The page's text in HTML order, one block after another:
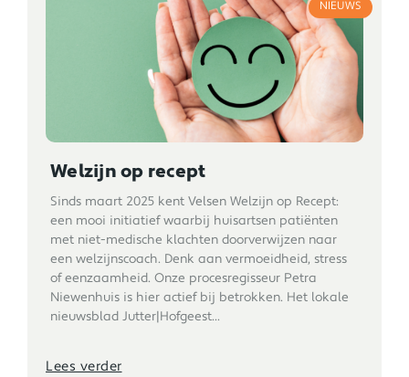
NIEUWS
Welzijn op recept
Sinds maart 2025 kent Velsen Welzijn op Recept:
een mooi initiatief waarbij huisartsen patiënten
met niet-medische klachten doorverwijzen naar
een welzijnscoach. Denk aan vermoeidheid, stress
of eenzaamheid. Onze procesregisseur Petra
Niewenhuis is hier actief bij betrokken. Het lokale
nieuwsblad Jutter|Hofgeest...
Lees verder